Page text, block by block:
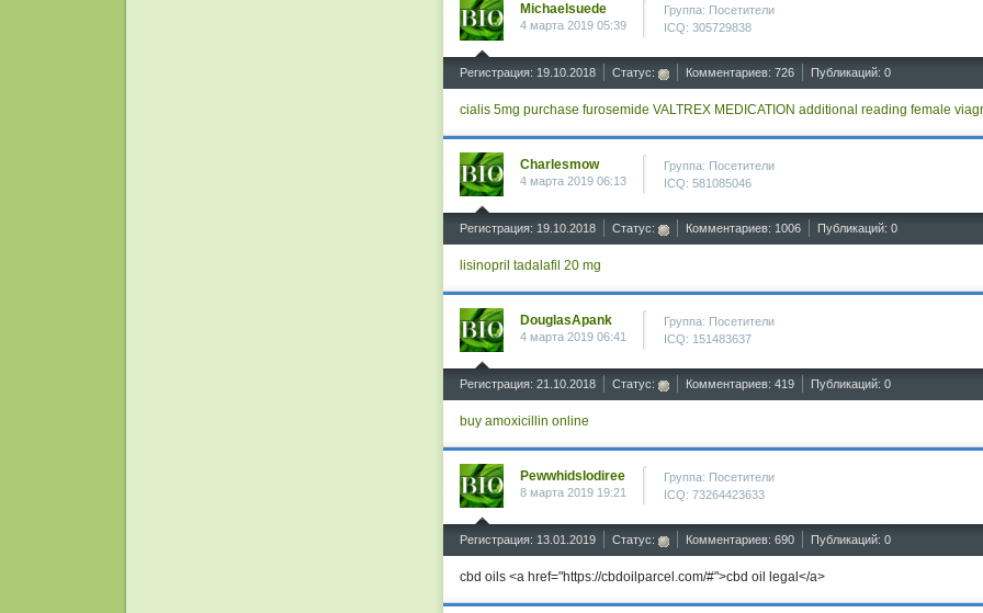
Michaelsuede
4 марта 2019 05:39
Группа: Посетители
ICQ: 305729838
Регистрация: 19.10.2018 Статус: Комментариев: 726 Публикаций: 0
cialis 5mg purchase furosemide VALTREX MEDICATION additional reading female
Charlesmow
4 марта 2019 06:13
Группа: Посетители
ICQ: 581085046
Регистрация: 19.10.2018 Статус: Комментариев: 1006 Публикаций: 0
lisinopril tadalafil 20 mg
DouglasApank
4 марта 2019 06:41
Группа: Посетители
ICQ: 151483637
Регистрация: 21.10.2018 Статус: Комментариев: 419 Публикаций: 0
buy amoxicillin online
PewwhidsIodiree
8 марта 2019 19:21
Группа: Посетители
ICQ: 73264423633
Регистрация: 13.01.2019 Статус: Комментариев: 690 Публикаций: 0
cbd oils <a href="https://cbdoilparcel.com/#">cbd oil legal</a>